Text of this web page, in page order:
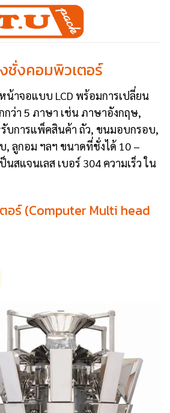
ชั่งคอมพิวเตอร์
าจอแบบ LCD พร้อมการเปลี่ยน
กว่า 5 ภาษา เช่น ภาษาอังกฤษ,
บการแพ็คสินค้า ถัว, ขนมอบกรอบ,
, ลูกอม ฯลฯ ขนาดที่ชั่งได้ 10 –
นสแจนเลส เบอร์ 304 ความเร็ว ใน
อร์ (Computer Multi head